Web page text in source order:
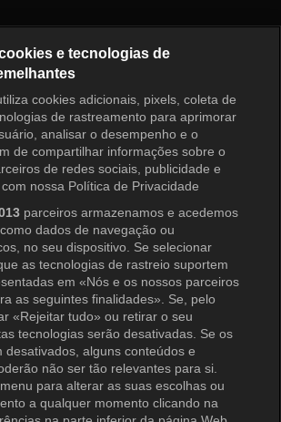
Entrar
e tecnologias de
cookies adicionais, pixels, coleta de
de rastreamento para aprimorar
analisar o desempenho e o
de compartilhar informações sobre o
de redes sociais, publicidade e
nossa Política de Privacidade
parceiros armazenamos e acedemos
dados de navegação ou
no seu dispositivo. Se selecionar
as tecnologias de rastreio suportem
em «Nós e os nossos parceiros
as seguintes finalidades». Se, pelo
«Rejeitar tudo» ou retirar o seu
tecnologias serão desativadas. Se os
desativados, alguns conteúdos e
não ser tão relevantes para si.
para alterar as suas escolhas ou
a qualquer momento clicando na